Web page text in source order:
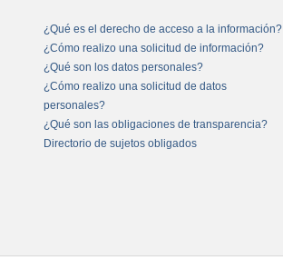
¿Qué es el derecho de acceso a la información?
¿Cómo realizo una solicitud de información?
¿Qué son los datos personales?
¿Cómo realizo una solicitud de datos
personales?
¿Qué son las obligaciones de transparencia?
Directorio de sujetos obligados